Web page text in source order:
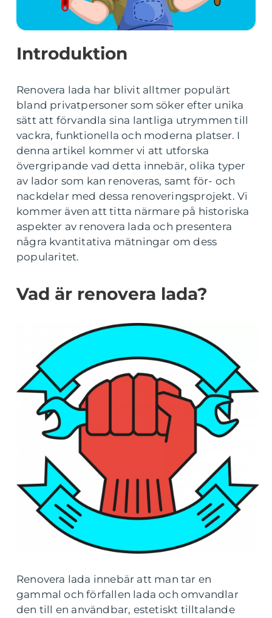
Introduktion
Renovera lada har blivit alltmer populärt
bland privatpersoner som söker efter unika
sätt att förvandla sina lantliga utrymmen till
vackra, funktionella och moderna platser. I
denna artikel kommer vi att utforska
övergripande vad detta innebär, olika typer
av lador som kan renoveras, samt för- och
nackdelar med dessa renoveringsprojekt. Vi
kommer även att titta närmare på historiska
aspekter av renovera lada och presentera
några kvantitativa mätningar om dess
popularitet.
Vad är renovera lada?
Renovera lada innebär att man tar en
gammal och förfallen lada och omvandlar
den till en användbar, estetiskt tilltalande